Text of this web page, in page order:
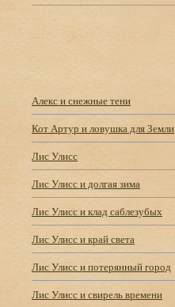
Алекс и снежные тени
Кот Артур и ловушка для Земли
Лис Улисс
Лис Улисс и долгая зима
Лис Улисс и клад саблезубых
Лис Улисс и край света
Лис Улисс и потерянный город
Лис Улисс и свирель времени